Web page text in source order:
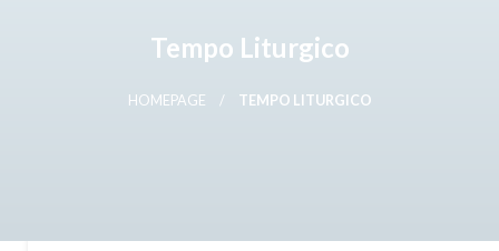
Tempo Liturgico
HOMEPAGE TEMPO LITURGICO